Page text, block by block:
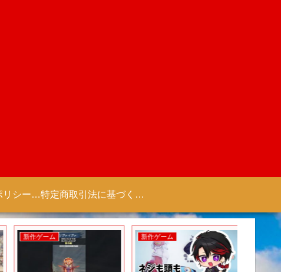
プライバシーポリシー 【Colorful Creation】 特定商取引法に基づく表記（商取引に関する開示）
新作ゲーム 新作ゲーム